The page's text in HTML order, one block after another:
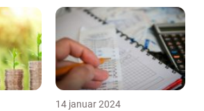
14 januar 2024